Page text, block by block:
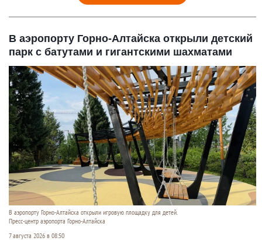
В аэропорту Горно-Алтайска открыли детский
парк с батутами и гигантскими шахматами
В аэропорту Горно-Алтайска открыли игровую площадку для детей.
Пресс-центр аэропорта Горно-Алтайска
7 августа 2026 в 08:50